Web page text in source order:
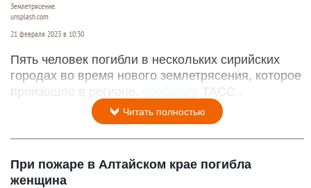
Землетрясение.
unsplash.com
21 февраля 2023 в 10:30
Пять человек погибли в нескольких сирийских
городах во время нового землетрясения, которое
произошло в регионе,
сообщает ТАСС..
Читать полностью
При пожаре в Алтайском крае погибла
женщина